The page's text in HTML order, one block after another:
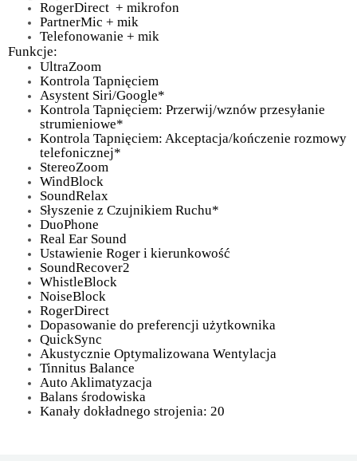
RogerDirect + mikrofon
PartnerMic + mik
Telefonowanie + mik
Funkcje:
UltraZoom
Kontrola Tapnięciem
Asystent Siri/Google*
Kontrola Tapnięciem: Przerwij/wznów przesyłanie
strumieniowe*
Kontrola Tapnięciem: Akceptacja/kończenie rozmowy
telefonicznej*
StereoZoom
WindBlock
SoundRelax
Słyszenie z Czujnikiem Ruchu*
DuoPhone
Real Ear Sound
Ustawienie Roger i kierunkowość
SoundRecover2
WhistleBlock
NoiseBlock
RogerDirect
Dopasowanie do preferencji użytkownika
QuickSync
Akustycznie Optymalizowana Wentylacja
Tinnitus Balance
Auto Aklimatyzacja
Balans środowiska
Kanały dokładnego strojenia: 20